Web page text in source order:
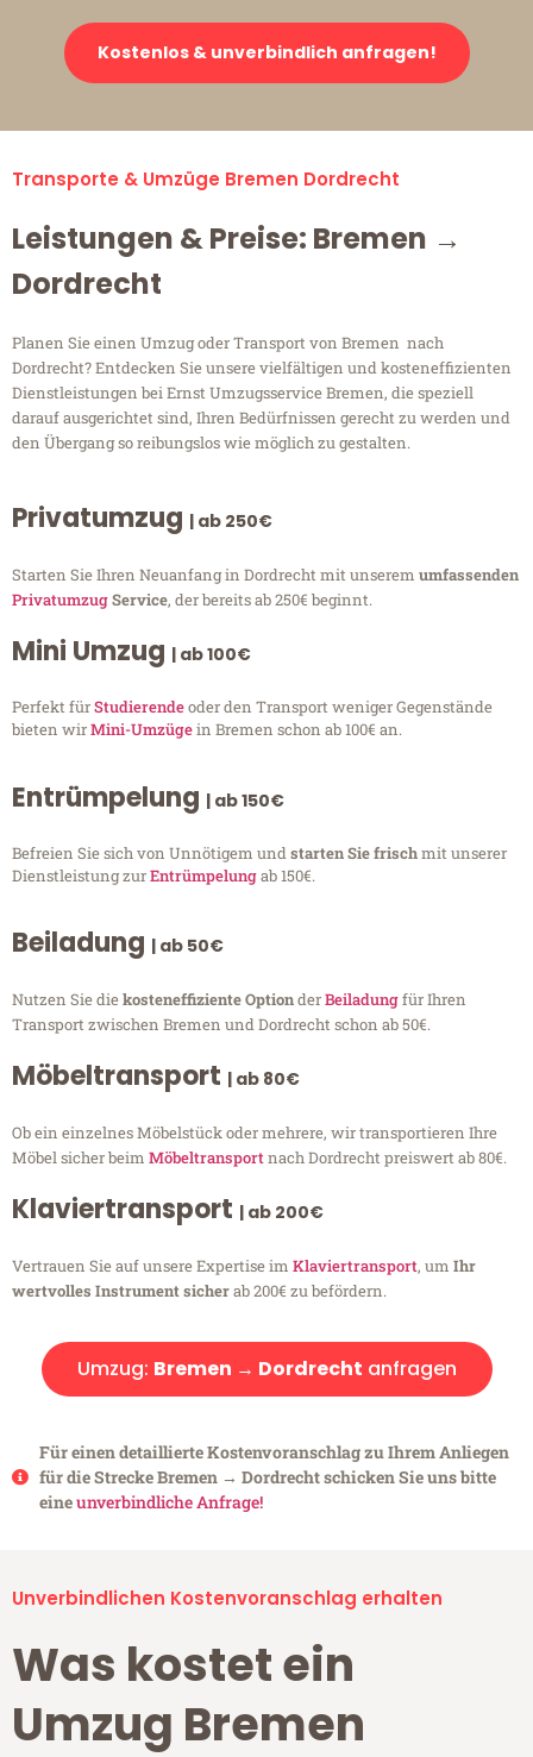
Kostenlos & unverbindlich anfragen!
Transporte & Umzüge Bremen Dordrecht
Leistungen & Preise: Bremen →
Dordrecht
Planen Sie einen Umzug oder Transport von Bremen nach
Dordrecht? Entdecken Sie unsere vielfältigen und kosteneffizienten
Dienstleistungen bei Ernst Umzugsservice Bremen, die speziell
darauf ausgerichtet sind, Ihren Bedürfnissen gerecht zu werden und
den Übergang so reibungslos wie möglich zu gestalten.
Privatumzug | ab 250€
Starten Sie Ihren Neuanfang in Dordrecht mit unserem umfassenden
PrivatumzugService, der bereits ab 250€ beginnt.
Mini Umzug | ab 100€
Perfekt fürStudierendeoder den Transport weniger Gegenstände
bieten wirMini-Umzügein Bremen schon ab 100€ an.
Entrümpelung | ab 150€
Befreien Sie sich von Unnötigem undstarten Sie frischmit unserer
Dienstleistung zurEntrümpelungab 150€.
Beiladung | ab 50€
Nutzen Sie diekosteneffiziente OptionderBeiladungfür Ihren
Transport zwischen Bremen und Dordrecht schon ab 50€.
Möbeltransport | ab 80€
Ob ein einzelnes Möbelstück oder mehrere, wir transportieren Ihre
Möbel sicher beim Möbeltransportnach Dordrecht preiswert ab 80€.
Klaviertransport | ab 200€
Vertrauen Sie auf unsere Expertise im Klaviertransport, um Ihr
wertvolles Instrument sicherab 200€ zu befördern.
Umzug: Bremen → Dordrecht anfragen
Für einen detaillierte Kostenvoranschlag zu Ihrem Anliegen
für die Strecke Bremen → Dordrecht schicken Sie uns bitte
eineunverbindliche Anfrage!
Unverbindlichen Kostenvoranschlag erhalten
Was kostet ein
Umzug Bremen